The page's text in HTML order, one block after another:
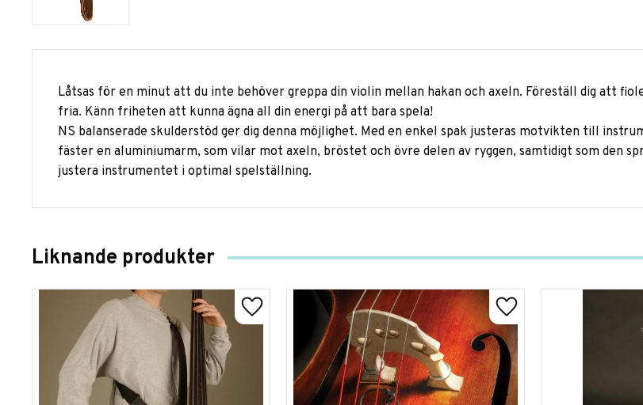
Låtsas för en minut att du inte behöver greppa din violin mellan hakan och axeln. Föreställ dig att
fria. Känn friheten att kunna ägna all din energi på att bara spela!
NS balanserade skulderstöd ger dig denna möjlighet. Med en enkel spak justeras motvikten till
fäster en aluminiumarm, som vilar mot axeln, bröstet och övre delen av ryggen, samtidigt som den
justera instrumentet i optimal spelställning.
Liknande produkter